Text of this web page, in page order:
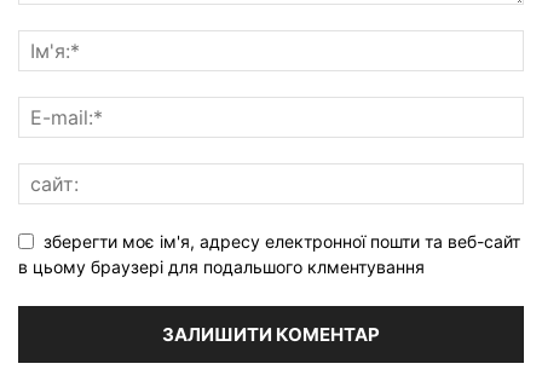
зберегти моє ім'я, адресу електронної пошти та веб-сайт
в цьому браузері для подальшого клментування